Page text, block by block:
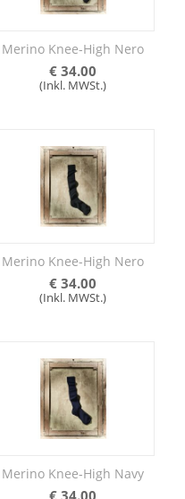
Merino Knee-High Nero
€ 34.00
(Inkl. MWSt.)
Merino Knee-High Nero
€ 34.00
(Inkl. MWSt.)
Merino Knee-High Navy
€ 34.00